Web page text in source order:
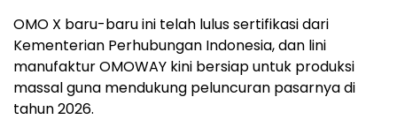
OMO X baru-baru ini telah lulus sertifikasi dari
Kementerian Perhubungan Indonesia, dan lini
manufaktur OMOWAY kini bersiap untuk produksi
massal guna mendukung peluncuran pasarnya di
tahun2026.